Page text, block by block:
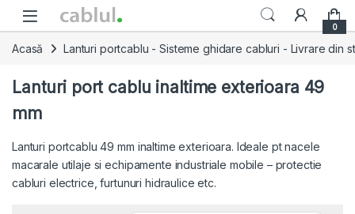
Skip to navigation
Skip to content
0
Acasă Lanturi portcablu - Sisteme ghidare cabluri - Livrare din
Lanturi port cablu inaltime exterioara 49
mm
Lanturi portcablu 49 mm inaltime exterioara. Ideale pt nacele
macarale utilaje si echipamente industriale mobile – protectie
cabluri electrice, furtunuri hidraulice etc.